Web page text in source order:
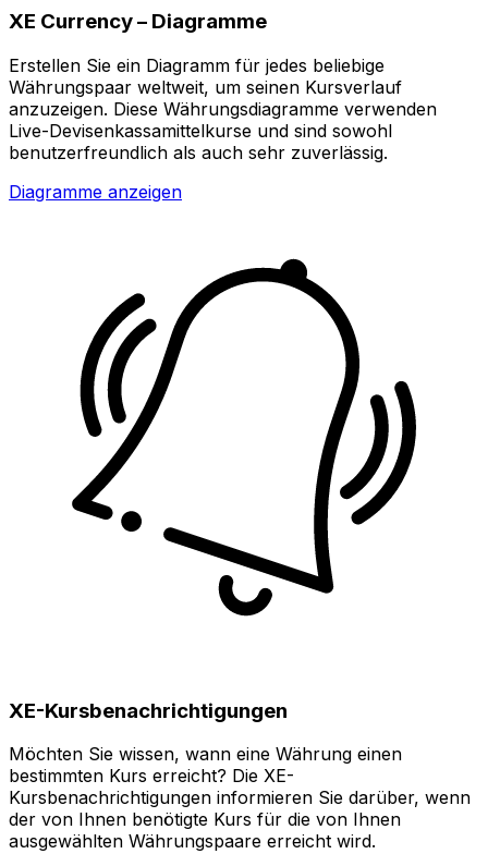
XE Currency – Diagramme
Erstellen Sie ein Diagramm für jedes beliebige
Währungspaar weltweit, um seinen Kursverlauf
anzuzeigen. Diese Währungsdiagramme verwenden
Live-Devisenkassamittelkurse und sind sowohl
benutzerfreundlich als auch sehr zuverlässig.
Diagramme anzeigen
XE-Kursbenachrichtigungen
Möchten Sie wissen, wann eine Währung einen
bestimmten Kurs erreicht? Die XE-
Kursbenachrichtigungen informieren Sie darüber, wenn
der von Ihnen benötigte Kurs für die von Ihnen
ausgewählten Währungspaare erreicht wird.